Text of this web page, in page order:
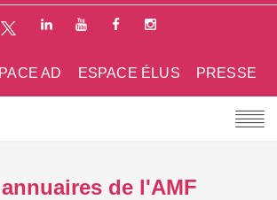
PRESSE
ESPACE ÉLUS
AD
de l'AMF